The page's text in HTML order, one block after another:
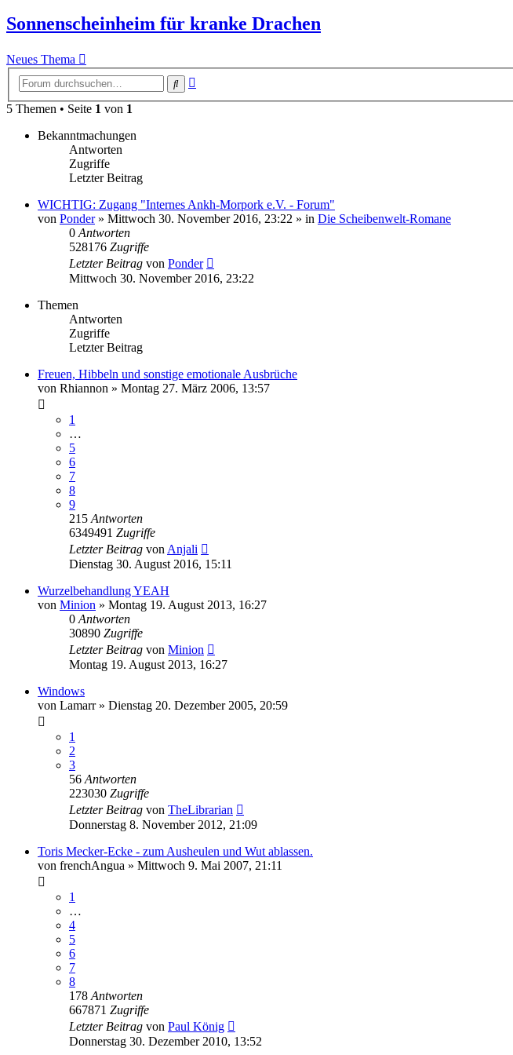
Sonnenscheinheim für kranke Drachen
Neues Thema
Suche
5 Themen • Seite 1 von 1
Bekanntmachungen
Antworten
Zugriffe
Letzter Beitrag
WICHTIG: Zugang "Internes Ankh-Morpork e.V. - Forum"
von Ponder» Mittwoch 30. November 2016, 23:22 » in Die Scheibenwelt-Romane
0 Antworten
528176 Zugriffe
Letzter Beitrag von Ponder
Mittwoch 30. November 2016, 23:22
Themen
Antworten
Zugriffe
Letzter Beitrag
Freuen, Hibbeln und sonstige emotionale Ausbrüche
von Rhiannon » Montag 27. März 2006, 13:57
1
…
5
6
7
8
9
215 Antworten
6349491 Zugriffe
Letzter Beitrag von Anjali
Dienstag 30. August 2016, 15:11
Wurzelbehandlung YEAH
von Minion » Montag 19. August 2013, 16:27
0 Antworten
30890 Zugriffe
Letzter Beitrag von Minion
Montag 19. August 2013, 16:27
Windows
von Lamarr» Dienstag 20. Dezember 2005, 20:59
1
2
3
56 Antworten
223030 Zugriffe
Letzter Beitrag von TheLibrarian
Donnerstag 8. November 2012, 21:09
Toris Mecker-Ecke - zum Ausheulen und Wut ablassen.
von frenchAngua » Mittwoch 9. Mai 2007, 21:11
1
…
4
5
6
7
8
178 Antworten
667871 Zugriffe
Letzter Beitrag von Paul König
Donnerstag 30. Dezember 2010, 13:52